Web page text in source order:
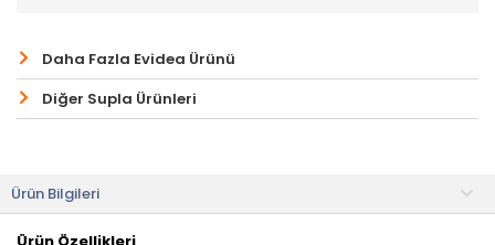
Daha Fazla Evidea Ürünü
Diğer Supla Ürünleri
Ürün Bilgileri
Ürün Özellikleri